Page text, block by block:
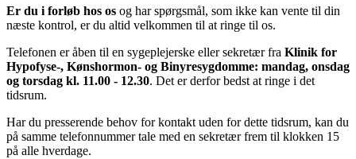
Er du i forløb hos os og har spørgsmål, som ikke kan vente til din
næste kontrol, er du altid velkommen til at ringe til os.
Telefonen er åben til en sygeplejerske eller sekretær fra Klinik for
Hypofyse-, Kønshormon- og Binyresygdomme: mandag, onsdag
og torsdag kl. 11.00 - 12.30. Det er derfor bedst at ringe i det
tidsrum.
Har du presserende behov for kontakt uden for dette tidsrum, kan du
på samme telefonnummer tale med en sekretær frem til klokken 15
på alle hverdage.